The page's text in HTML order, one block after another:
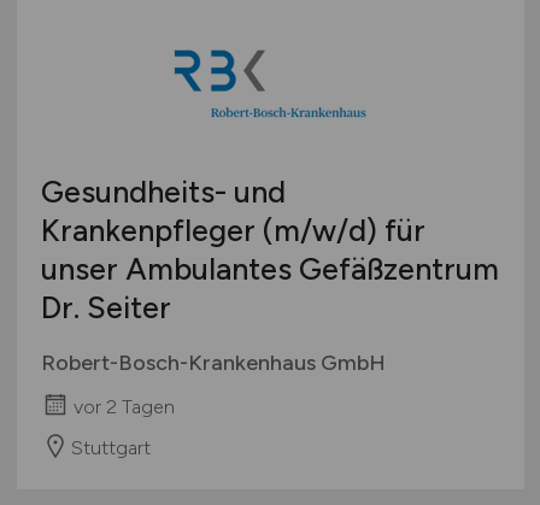
Gesundheits- und
Krankenpfleger (m/w/d) für
unser Ambulantes Gefäßzentrum
Dr. Seiter
Robert-Bosch-Krankenhaus GmbH
vor 2 Tagen
Stuttgart